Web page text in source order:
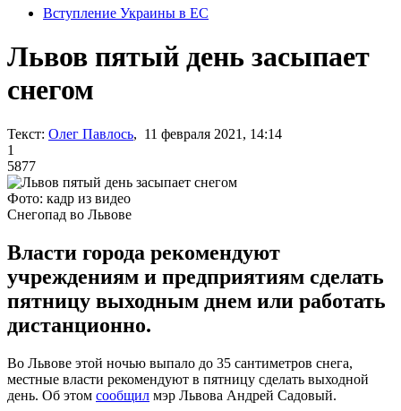
Вступление Украины в ЕС
Львов пятый день засыпает
снегом
Текст: Олег Павлось, 11 февраля 2021, 14:14
1
5877
Фото: кадр из видео
Снегопад во Львове
Власти города рекомендуют
учреждениям и предприятиям сделать
пятницу выходным днем или работать
дистанционно.
Во Львове этой ночью выпало до 35 сантиметров снега,
местные власти рекомендуют в пятницу сделать выходной
день. Об этом сообщил мэр Львова Андрей Садовый.